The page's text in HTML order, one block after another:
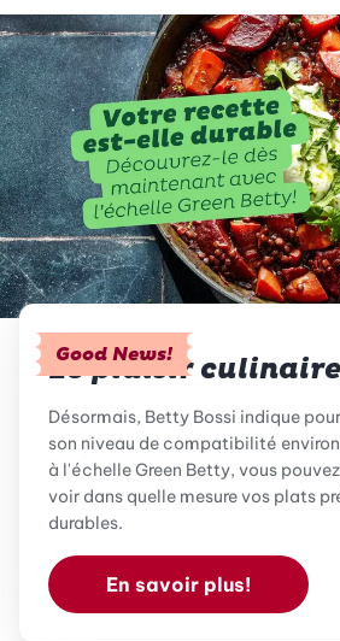
Good News!
Le plaisir
Désormais, Betty Bossi indique
son niveau de compatibilité
à l'échelle Green Betty, vous
voir dans quelle mesure vos plats
durables.
En savoir plus!